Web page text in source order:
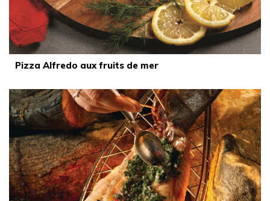
Pizza Alfredo aux fruits de mer